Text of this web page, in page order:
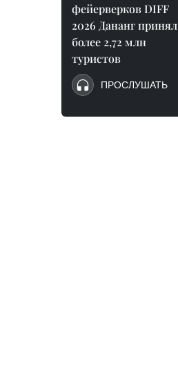
фейерверков DIFF
2026 Дананг принял
более 2,72 млн
туристов
ПРОСЛУШАТЬ